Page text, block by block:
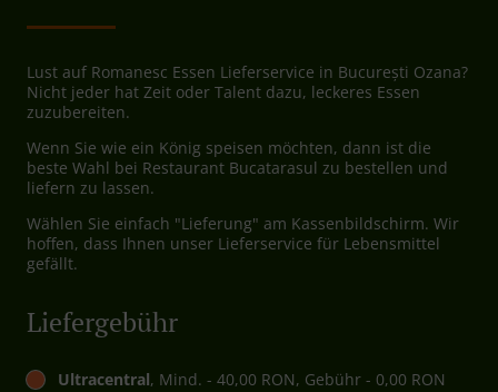
Lust auf Romanesc Essen Lieferservice in București Ozana?
Nicht jeder hat Zeit oder Talent dazu, leckeres Essen
zuzubereiten.
Wenn Sie wie ein König speisen möchten, dann ist die
beste Wahl bei Restaurant Bucatarasul zu bestellen und
liefern zu lassen.
Wählen Sie einfach "Lieferung" am Kassenbildschirm. Wir
hoffen, dass Ihnen unser Lieferservice für Lebensmittel
gefällt.
Liefergebühr
Ultracentral, Mind. - 40,00 RON, Gebühr - 0,00 RON